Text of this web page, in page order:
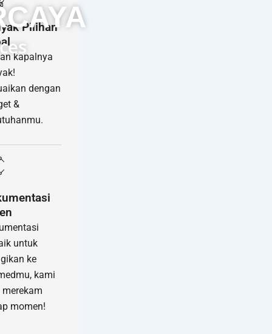
Pilihan
kapalnya
dengan
&
untuk
ke
kami
momen!